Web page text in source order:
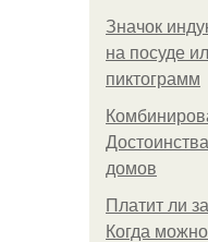
Значок
на посуде
пиктограмм
домов
Платит ли
Когда